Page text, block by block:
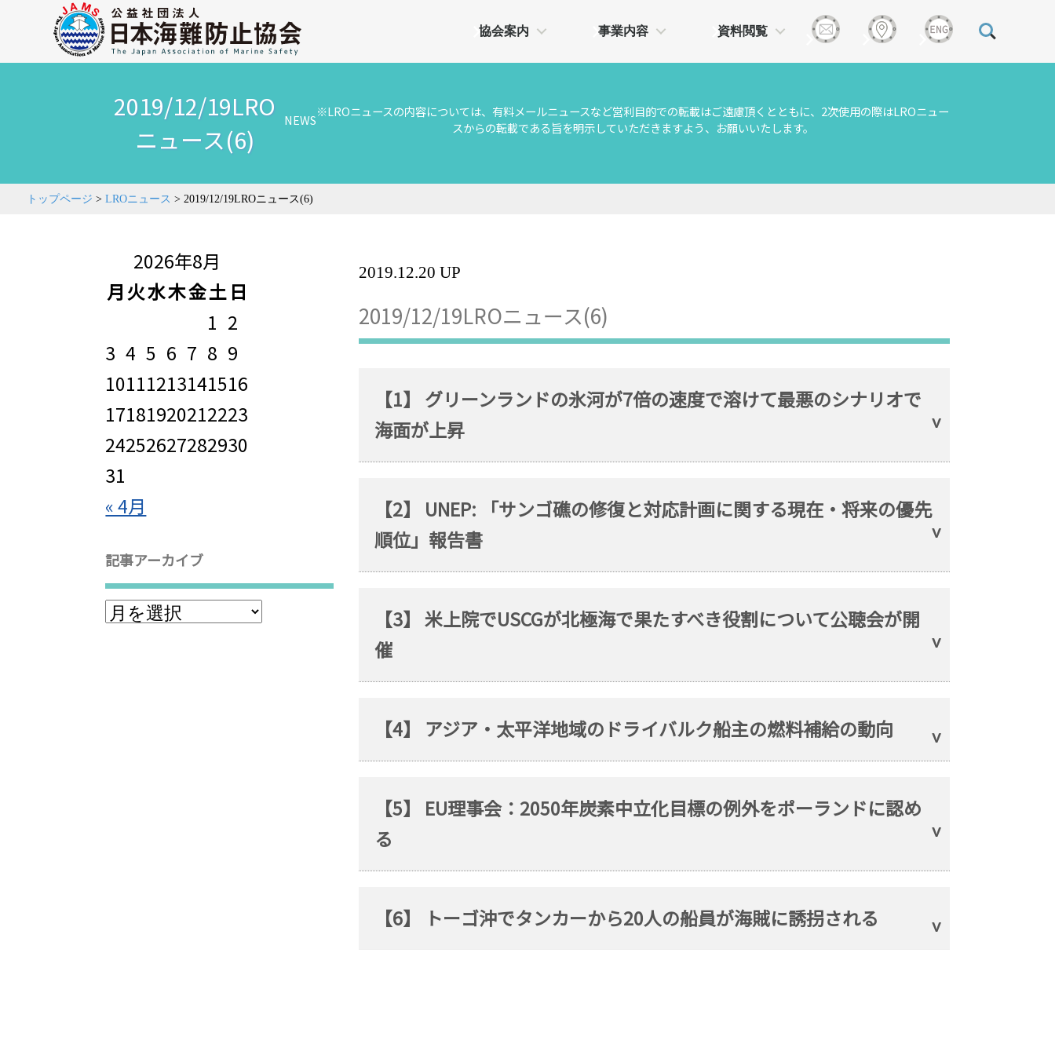
協会案内 事業内容 資料閲覧
2019/12/19LRO
ニュース(6)
NEWS※LROニュースの内容については、有料メールニュースなど営利目的での転載はご遠慮頂くとともに、2次使用の際はLROニュー
スからの転載である旨を明示していただきますよう、お願いいたします。
トップページ > LROニュース > 2019/12/19LROニュース(6)
2026年8月
月火水木金土 日
1 2
3 4 5 6 7 8 9
10111213141516
17181920212223
24252627282930
31
« 4月
記事アーカイブ
2019.12.20 UP
2019/12/19LROニュース(6)
【1】 グリーンランドの氷河が7倍の速度で溶けて最悪のシナリオで
海面が上昇
【2】 UNEP: 「サンゴ礁の修復と対応計画に関する現在・将来の優先
順位」報告書
【3】 米上院でUSCGが北極海で果たすべき役割について公聴会が開
催
【4】 アジア・太平洋地域のドライバルク船主の燃料補給の動向
【5】 EU理事会：2050年炭素中立化目標の例外をポーランドに認め
る
【6】 トーゴ沖でタンカーから20人の船員が海賊に誘拐される